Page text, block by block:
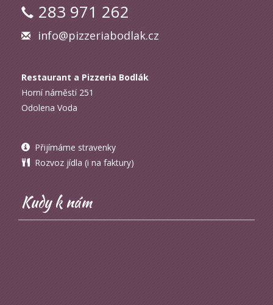
283 971 262
info@pizzeriabodlak.cz
Restaurant a Pizzeria Bodlák
Horní náměstí 251
Odolena Voda
Přijímáme stravenky
Rozvoz jídla (i na faktury)
Kudy k nám